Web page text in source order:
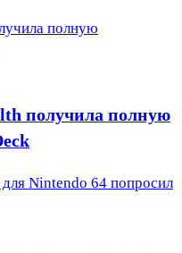
полную
получила полную
Nintendo 64 попросил